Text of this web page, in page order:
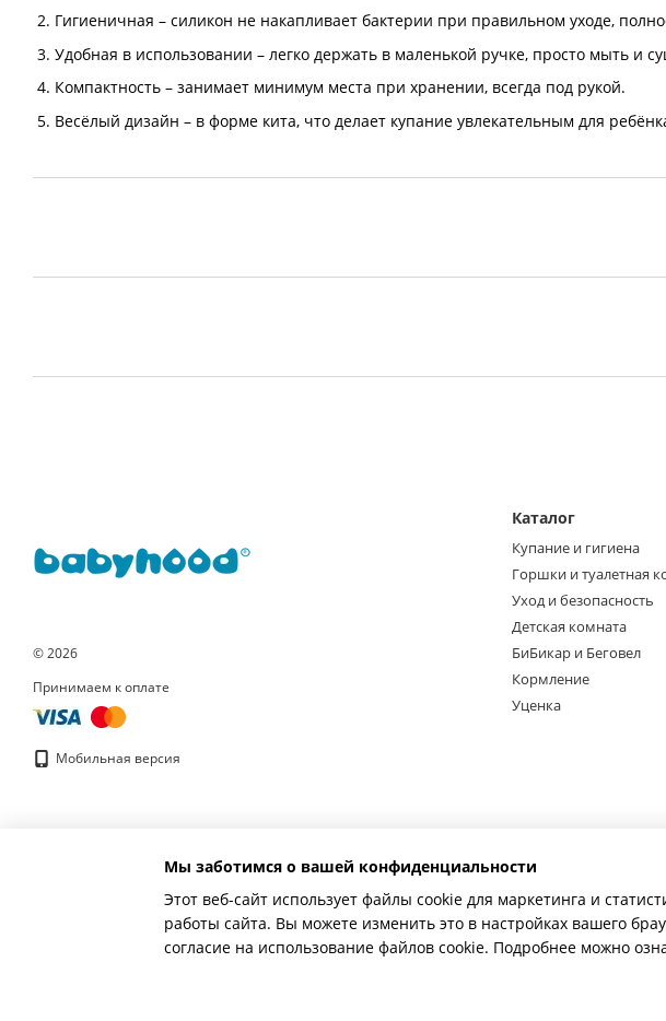
2. Гигиеничная – силикон не накапливает бактерии при правильном уходе,
3. Удобная в использовании – легко держать в маленькой ручке, просто мыть и
4. Компактность – занимает минимум места при хранении, всегда под рукой.
5. Весёлый дизайн – в форме кита, что делает купание увлекательным для
© 2026
Принимаем к оплате
Мобильная версия
Каталог
Купание и гигиена
Горшки и туалетная
Уход и безопасность
Детская комната
БиБикар и Беговел
Кормление
Уценка
Мы заботимся о вашей конфиденциальности
Этот веб-сайт использует файлы cookie для маркетинга и
работы сайта. Вы можете изменить это в настройках вашего
согласие на использование файлов cookie. Подробнее можно